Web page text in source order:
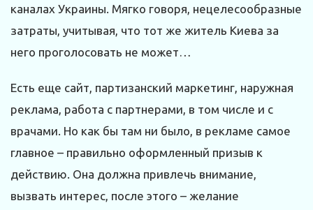
каналах Украины. Мягко говоря, нецелесообразные
затраты, учитывая, что тот же житель Киева за
него проголосовать не может…
Есть еще сайт, партизанский маркетинг, наружная
реклама, работа с партнерами, в том числе и с
врачами. Но как бы там ни было, в рекламе самое
главное – правильно оформленный призыв к
действию. Она должна привлечь внимание,
вызвать интерес, после этого – желание